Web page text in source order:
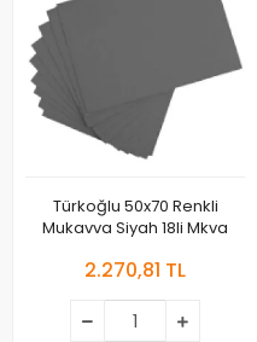
Türkoğlu 50x70 Renkli
Mukavva Siyah 18li Mkva
2.270,81 TL